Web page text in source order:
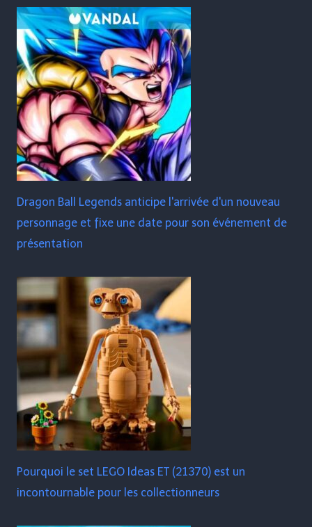
Dragon Ball Legends anticipe l'arrivée d'un nouveau
personnage et fixe une date pour son événement de
présentation
Pourquoi le set LEGO Ideas ET (21370) est un
incontournable pour les collectionneurs